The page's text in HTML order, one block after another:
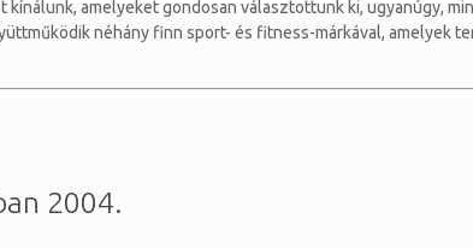
amelyeket gondosan választottunk ki, ugyanúgy,
néhány finn sport- és fitness-márkával, amelyek
2004.